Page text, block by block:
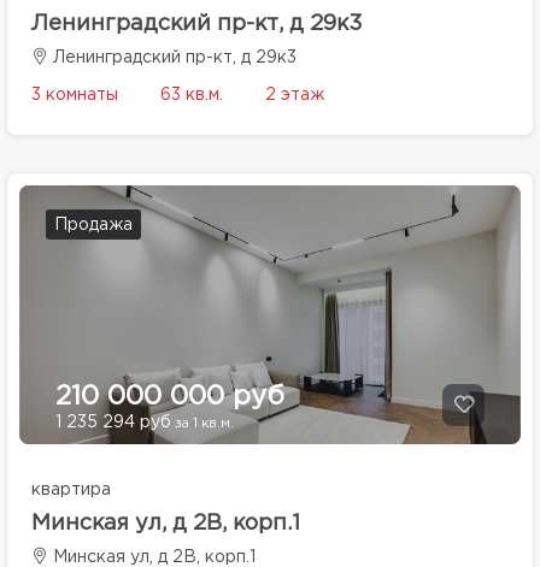
Ленинградский пр-кт, д 29к3
Ленинградский пр-кт, д 29к3
3 комнаты 63 кв.м. 2 этаж
Продажа
210 000 000 руб
1 235 294 руб за 1 кв.м.
квартира
Минская ул, д 2В, корп.1
Минская ул, д 2В, корп.1